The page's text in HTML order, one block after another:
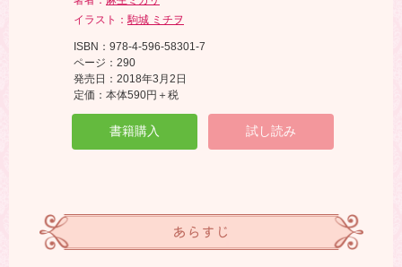
イラスト：駒城 ミチヲ
ISBN：978-4-596-58301-7
ページ：290
発売日：2018年3月2日
定価：本体590円＋税
書籍購入 試し読み
あらすじ